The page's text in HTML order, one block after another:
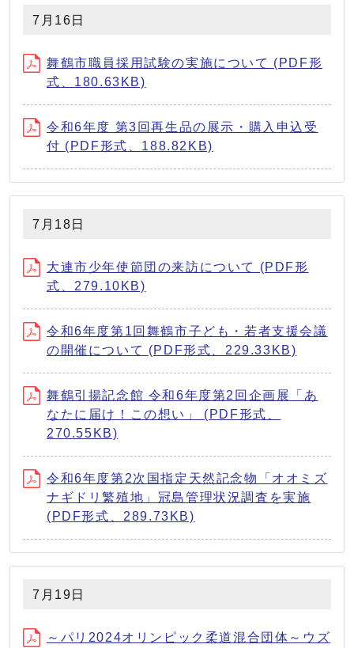
7月16日
舞鶴市職員採用試験の実施について (PDF形
式、180.63KB)
令和6年度 第3回再生品の展示・購入申込受
付 (PDF形式、188.82KB)
7月18日
大連市少年使節団の来訪について (PDF形
式、279.10KB)
令和6年度第1回舞鶴市子ども・若者支援会議
の開催について (PDF形式、229.33KB)
舞鶴引揚記念館 令和6年度第2回企画展「あ
なたに届け！この想い」 (PDF形式、
270.55KB)
令和6年度第2次国指定天然記念物「オオミズ
ナギドリ繁殖地」冠島管理状況調査を実施
(PDF形式、289.73KB)
7月19日
～パリ2024オリンピック柔道混合団体～ウズ